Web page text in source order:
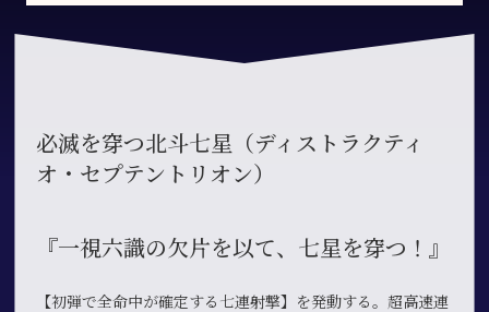
必滅を穿つ北斗七星（ディストラクティ
オ・セプテントリオン）
『一視六識の欠片を以て、七星を穿つ！』
【初弾で全命中が確定する七連射撃】を発動する。超高速連